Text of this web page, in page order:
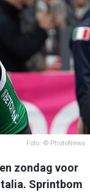
Foto: © PhotoNews
zondag voor
Sprintbom